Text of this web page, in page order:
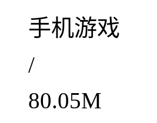
手机游戏
/
80.05M